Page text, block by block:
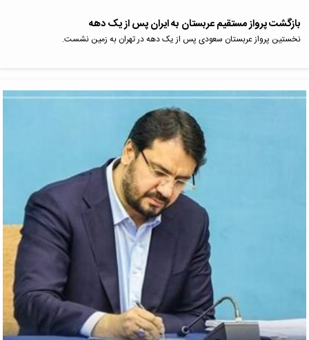
بازگشت پرواز مستقیم عربستان به ایران پس از یک دهه
نخستین پرواز عربستان سعودى پس از یک دهه در تهران به زمین نشست.